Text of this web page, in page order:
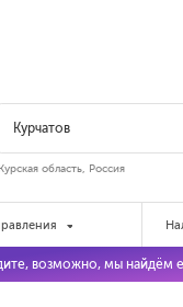
Курская область, Россия
возможно, мы найдём